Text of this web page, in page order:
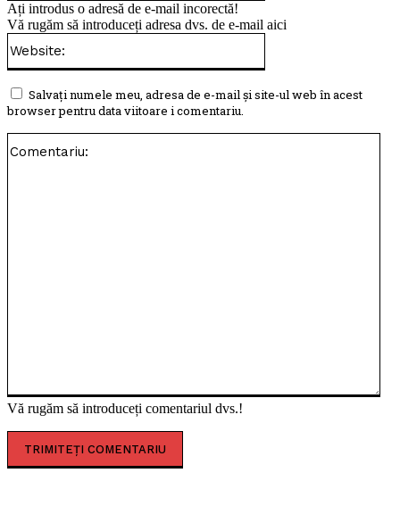
Vă rugăm să introduceți comentariul dvs.!
Ați introdus o adresă de e-mail incorectă!
Vă rugăm să introduceți adresa dvs. de e-mail aici
Salvați numele meu, adresa de e-mail și site-ul web în acest
browser pentru data viitoare i comentariu.